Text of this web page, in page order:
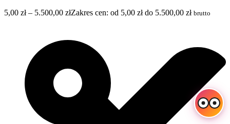
5,00 zł – 5.500,00 złZakres cen: od 5,00 zł do 5.500,00 zł brutto